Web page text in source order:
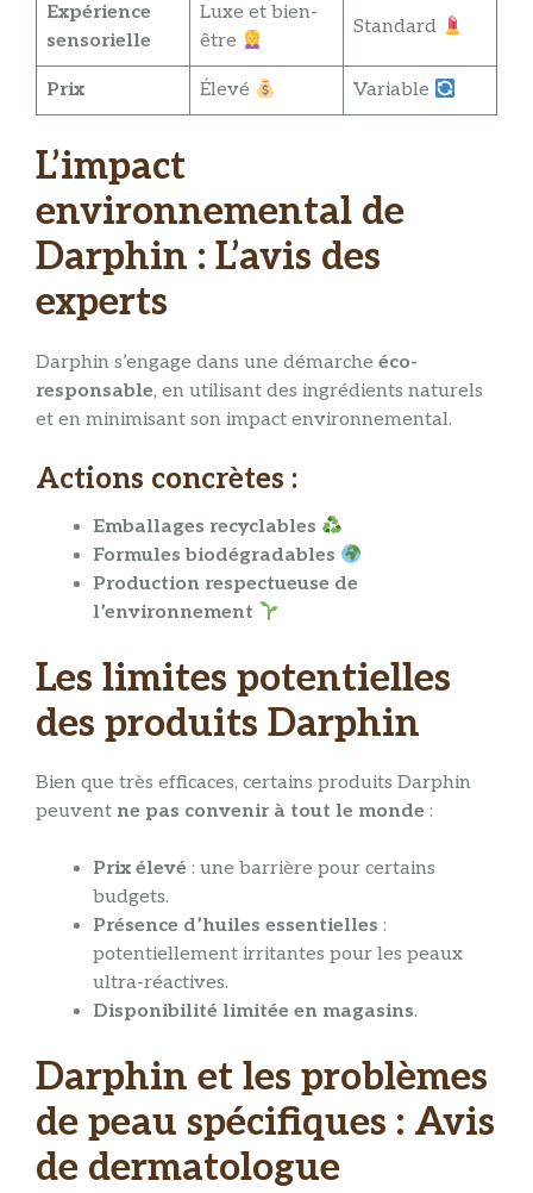
Expérience
sensorielle
Luxe et bien-
être
Standard
Prix Élevé Variable
L’impact
environnemental de
Darphin : L’avis des
experts
Darphin s’engage dans une démarche éco-
responsable, en utilisant des ingrédients naturels
et en minimisant son impact environnemental.
Actions concrètes :
Emballages recyclables
Formules biodégradables
Production respectueuse de
l’environnement
Les limites potentielles
des produits Darphin
Bien que très efficaces, certains produits Darphin
peuvent ne pas convenir à tout le monde :
Prix élevé : une barrière pour certains
budgets.
Présence d’huiles essentielles :
potentiellement irritantes pour les peaux
ultra-réactives.
Disponibilité limitée en magasins.
Darphin et les problèmes
de peau spécifiques : Avis
de dermatologue